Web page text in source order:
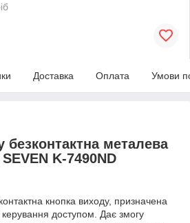
Доставка Оплата Умови
безконтактна металева
SEVEN K-7490ND
кнопка виходу, призначена
доступом. Дає змогу